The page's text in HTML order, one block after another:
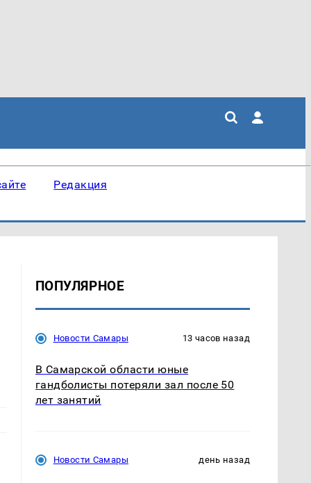
Редакция
ПОПУЛЯРНОЕ
Новости Самары 13 часов назад
В Самарской области юные
гандболисты потеряли зал после 50
лет занятий
Новости Самары день назад